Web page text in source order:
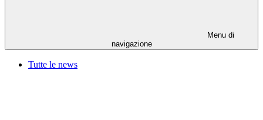
Menu di
navigazione
Tutte le news